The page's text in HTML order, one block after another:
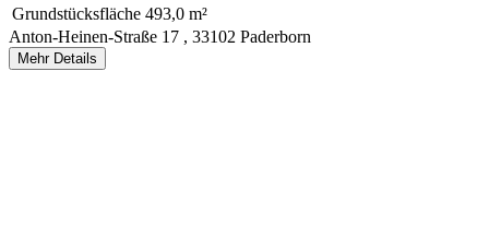
Grundstücksfläche 493,0 m²
Anton-Heinen-Straße 17 , 33102 Paderborn
Mehr Details